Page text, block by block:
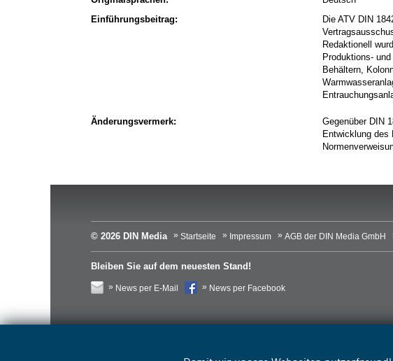
Einführungsbeitrag:
Die ATV DIN
Redaktionell
Produktions-
Behältern,
Änderungsvermerk:
Gegenüber DIN
Entwicklung des
© 2026 DIN Media Startseite Impressum AGB der DIN Media GmbH
Bleiben Sie auf dem neuesten Stand!
News per E-Mail News per Facebook